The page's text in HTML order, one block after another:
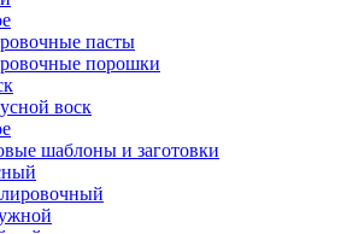
пасты
порошки
воск
шаблоны и заготовки